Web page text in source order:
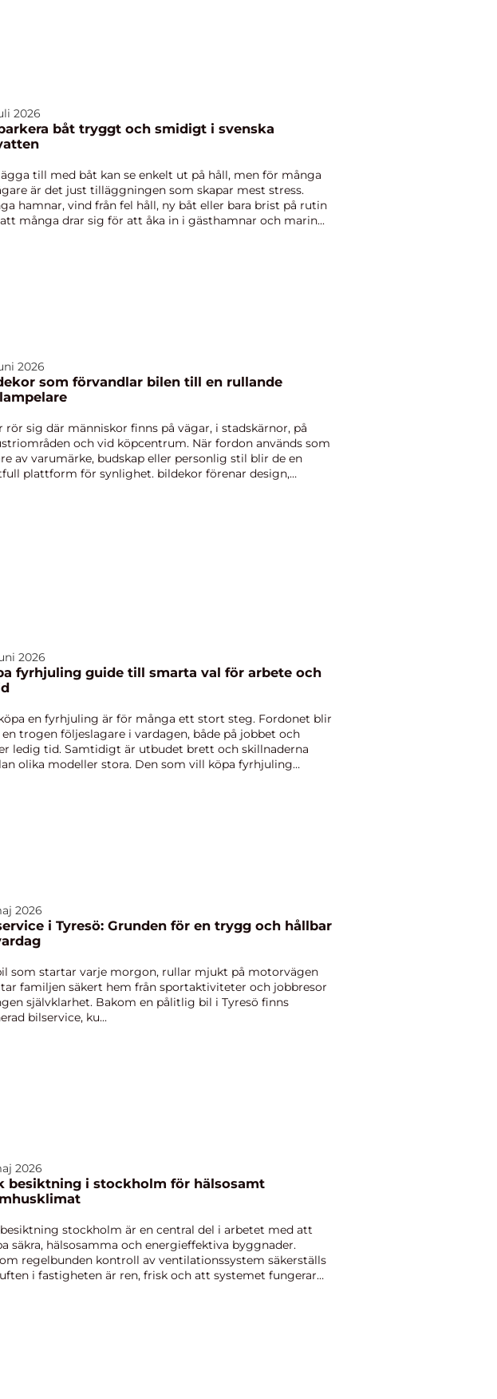
2026
båt tryggt och smidigt i svenska
till med båt kan se enkelt ut på håll, men för många
är det just tilläggningen som skapar mest stress.
hamnar, vind från fel håll, ny båt eller bara brist på rutin
många drar sig för att åka in i gästhamnar och marin...
2026
som förvandlar bilen till en rullande
rör sig där människor finns på vägar, i stadskärnor, på
och vid köpcentrum. När fordon används som
av varumärke, budskap eller personlig stil blir de en
plattform för synlighet. bildekor förenar design,
2026
guide till smarta val för arbete och
en fyrhjuling är för många ett stort steg. Fordonet blir
trogen följeslagare i vardagen, både på jobbet och
ledig tid. Samtidigt är utbudet brett och skillnaderna
olika modeller stora. Den som vill köpa fyrhjuling
2026
i Tyresö: Grunden för en trygg och hållbar
som startar varje morgon, rullar mjukt på motorvägen
familjen säkert hem från sportaktiviteter och jobbresor
självklarhet. Bakom en pålitlig bil i Tyresö finns
bilservice, ku...
2026
besiktning i stockholm för hälsosamt
stockholm är en central del i arbetet med att
säkra, hälsosamma och energieffektiva byggnader.
regelbunden kontroll av ventilationssystem säkerställs
i fastigheten är ren, frisk och att systemet fungerar